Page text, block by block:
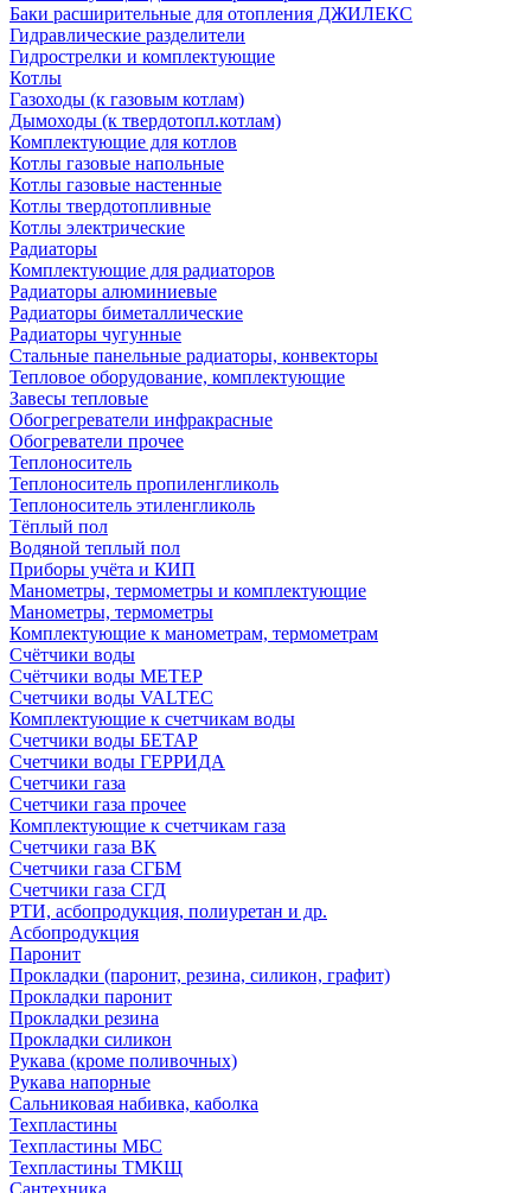
Баки расширительные для отопления ДЖИЛЕКС
Гидравлические разделители
Гидрострелки и комплектующие
Котлы
Газоходы (к газовым котлам)
Дымоходы (к твердотопл.котлам)
Комплектующие для котлов
Котлы газовые напольные
Котлы газовые настенные
Котлы твердотопливные
Котлы электрические
Радиаторы
Комплектующие для радиаторов
Радиаторы алюминиевые
Радиаторы биметаллические
Радиаторы чугунные
Стальные панельные радиаторы, конвекторы
Тепловое оборудование, комплектующие
Завесы тепловые
Обогрегреватели инфракрасные
Обогреватели прочее
Теплоноситель
Теплоноситель пропиленгликоль
Теплоноситель этиленгликоль
Тёплый пол
Водяной теплый пол
Приборы учёта и КИП
Манометры, термометры и комплектующие
Манометры, термометры
Комплектующие к манометрам, термометрам
Счётчики воды
Счётчики воды МЕТЕР
Счетчики воды VALTEC
Комплектующие к счетчикам воды
Счетчики воды БЕТАР
Счетчики воды ГЕРРИДА
Счетчики газа
Счетчики газа прочее
Комплектующие к счетчикам газа
Счетчики газа ВК
Счетчики газа СГБМ
Счетчики газа СГД
РТИ, асбопродукция, полиуретан и др.
Асбопродукция
Паронит
Прокладки (паронит, резина, силикон, графит)
Прокладки паронит
Прокладки резина
Прокладки силикон
Рукава (кроме поливочных)
Рукава напорные
Сальниковая набивка, каболка
Техпластины
Техпластины МБС
Техпластины ТМКЩ
Сантехника